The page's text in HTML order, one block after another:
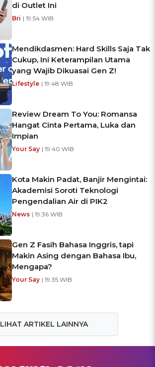
di Outlet Ini
Bri | 19:54 WIB
Mendikdasmen: Hard Skills Saja Tak
Cukup, Ini Keterampilan Utama
yang Wajib Dikuasai Gen Z!
Lifestyle | 19:48 WIB
Review Dream To You: Romansa
Hangat Cinta Pertama, Luka dan
Impian
Your Say | 19:40 WIB
Kota Makin Padat, Banjir Mengintai:
Akademisi Soroti Teknologi
Pengendalian Air di PIK2
News | 19:36 WIB
Gen Z Fasih Bahasa Inggris, tapi
Makin Asing dengan Bahasa Ibu,
Mengapa?
Your Say | 19:35 WIB
LIHAT ARTIKEL LAINNYA